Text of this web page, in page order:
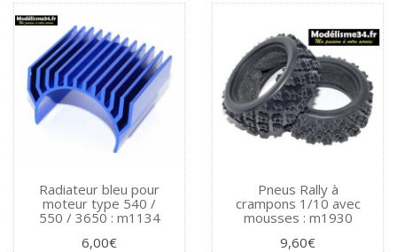
Radiateur bleu pour
moteur type 540 /
550 / 3650 : m1134
6,00€
Pneus Rally à
crampons 1/10 avec
mousses : m1930
9,60€